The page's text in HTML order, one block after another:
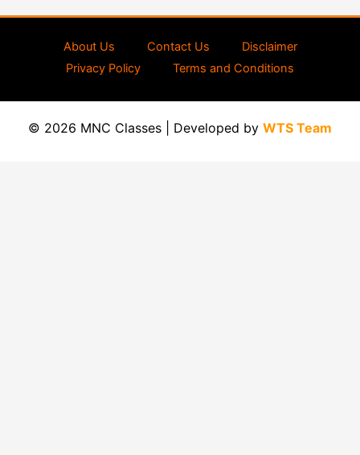
About Us Contact Us
Disclaimer
Privacy Policy
Terms and Conditions
© 2026 MNC Classes | Developed by WTS Team